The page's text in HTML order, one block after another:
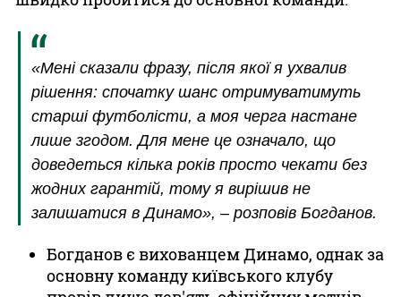
«Мені сказали фразу, після якої я ухвалив
рішення: спочатку шанс отримуватимуть
старші футболісти, а моя черга настане
лише згодом. Для мене це означало, що
доведеться кілька років просто чекати без
жодних гарантій, тому я вирішив не
залишатися в Динамо», – розповів Богданов.
Богданов є вихованцем Динамо, однак за
основну команду київського клубу